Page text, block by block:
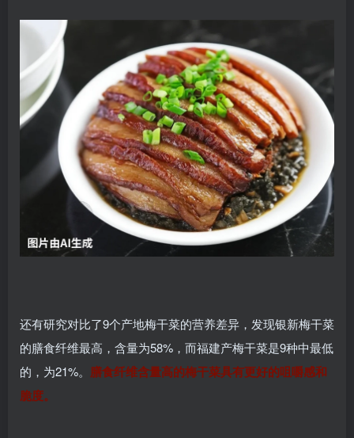
还有研究对比了9个产地梅干菜的营养差异，发现银新梅干菜
的膳食纤维最高，含量为58%，而福建产梅干菜是9种中最低
的，为21%。 膳食纤维含量高的梅干菜具有更好的咀嚼感和
脆度。